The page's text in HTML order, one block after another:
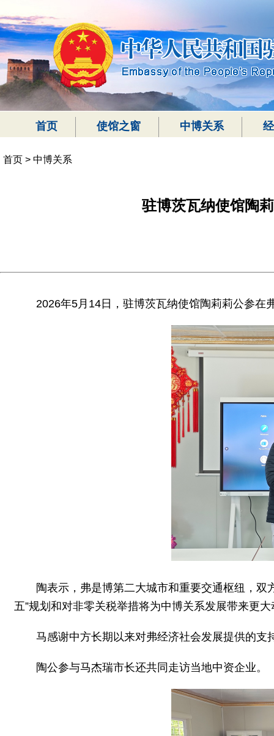
首页 使馆之窗 中博关系
首页 > 中博关系
驻博茨瓦纳使馆陶
2026年5月14日，驻博茨瓦纳使馆陶莉莉公参在
陶表示，弗是博第二大城市和重要交通枢纽，
五”规划和对非零关税举措将为中博关系发展带来更大
马感谢中方长期以来对弗经济社会发展提供的
陶公参与马杰瑞市长还共同走访当地中资企业。